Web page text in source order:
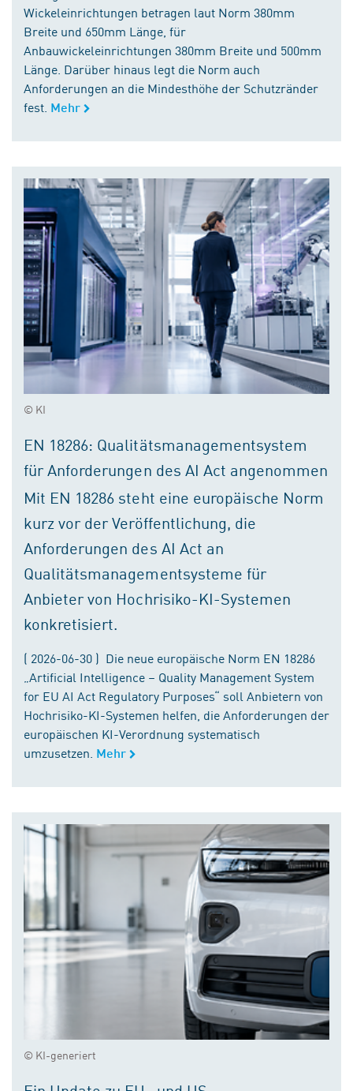
Wickeleinrichtungen betragen laut Norm 380mm
Breite und 650mm Länge, für
Anbauwickeleinrichtungen 380mm Breite und 500mm
Länge. Darüber hinaus legt die Norm auch
Anforderungen an die Mindesthöhe der Schutzränder
fest. Mehr
© KI
EN 18286: Qualitätsmanagementsystem
für Anforderungen des AI Act angenommen
Mit EN 18286 steht eine europäische Norm
kurz vor der Veröffentlichung, die
Anforderungen des AI Act an
Qualitätsmanagementsysteme für
Anbieter von Hochrisiko-KI-Systemen
konkretisiert.
( 2026-06-30 ) Die neue europäische Norm EN 18286
„Artificial Intelligence – Quality Management System
for EU AI Act Regulatory Purposes“ soll Anbietern von
Hochrisiko-KI-Systemen helfen, die Anforderungen der
europäischen KI-Verordnung systematisch
umzusetzen. Mehr
© KI-generiert